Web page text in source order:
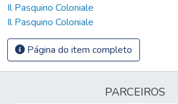
Il Pasquino Coloniale
Il Pasquino Coloniale
Página do item completo
PARCEIROS